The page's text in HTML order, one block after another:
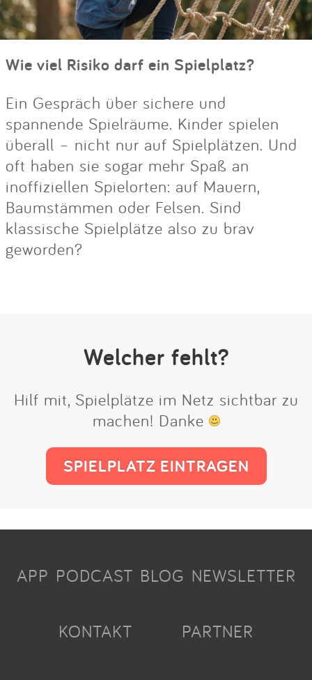
Wie viel Risiko darf ein Spielplatz?
Ein Gespräch über sichere und
spannende Spielräume. Kinder spielen
überall – nicht nur auf Spielplätzen. Und
oft haben sie sogar mehr Spaß an
inoffiziellen Spielorten: auf Mauern,
Baumstämmen oder Felsen. Sind
klassische Spielplätze also zu brav
geworden?
Welcher fehlt?
Hilf mit, Spielplätze im Netz sichtbar zu
machen! Danke
SPIELPLATZ EINTRAGEN
APP PODCAST BLOG NEWSLETTER
KONTAKT PARTNER